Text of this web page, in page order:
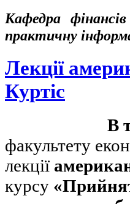
Кафедра
практичну
Лекції
Куртіс
В
факультету
лекції
курсу